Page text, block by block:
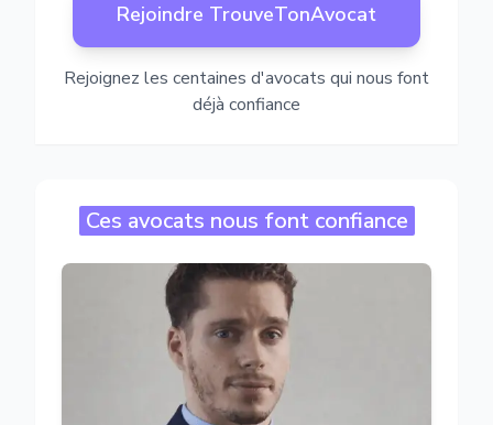
Rejoindre TrouveTonAvocat
Rejoignez les centaines d'avocats qui nous font
déjà confiance
Ces avocats nous font confiance